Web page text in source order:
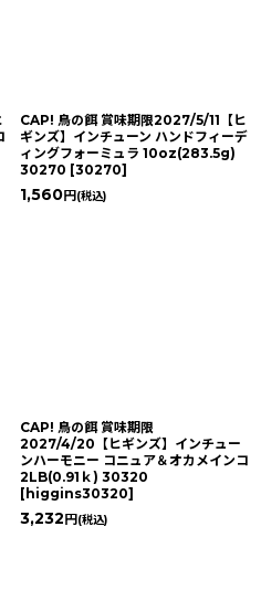
CAP! 鳥の餌 賞味期限2027/5/11【ヒ
ギンズ】インチューン ハンドフィーデ
ィングフォーミュラ 10oz(283.5g)
30270 [30270]
1,560円 (税込)
CAP! 鳥の餌 賞味期限
2027/4/20【ヒギンズ】インチュー
ンハーモニー コニュア＆オカメインコ
2LB(0.91ｋ) 30320
[ higgins30320]
3,232 円 (税込)